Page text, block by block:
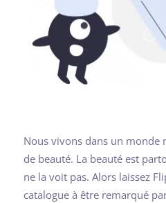
Nous vivons dans un monde
de beauté. La beauté est
ne la voit pas. Alors laissez
catalogue à être remarqué